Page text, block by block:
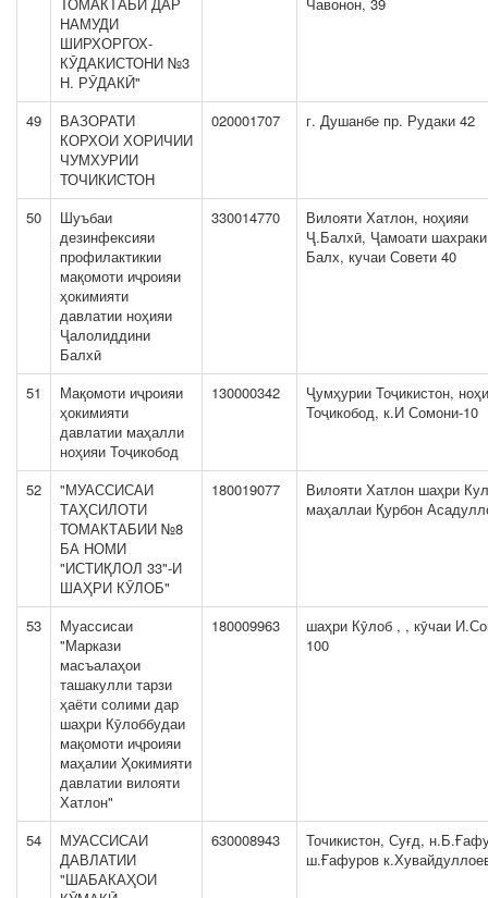
НАМУДИ
ШИРХОРГОХ-
КӮДАКИСТОНИ №3
Н. РӮДАКӢ"
49
ВАЗОРАТИ
КОРХОИ ХОРИЧИИ
ЧУМХУРИИ
ТОЧИКИСТОН
020001707 г. Душанбе пр. Рудаки 42
50
Шуъбаи
дезинфексияи
профилактикии
мақомоти иҷроияи
ҳокимияти
давлатии ноҳияи
Ҷалолиддини
Балхӣ
330014770
Вилояти Хатлон, ноҳияи
Ҷ.Балхӣ, Ҷамоати шахраки
Балх, кучаи Совети 40
51
Мақомоти иҷроияи
ҳокимияти
давлатии маҳалли
ноҳияи Тоҷикобод
130000342
Ҷумҳурии Тоҷикистон,
Тоҷикобод, к.И Сомони-10
52
"МУАССИСАИ
ТАҲСИЛОТИ
ТОМАКТАБИИ №8
БА НОМИ
"ИСТИҚЛОЛ 33"-И
ШАҲРИ КӮЛОБ"
180019077
Вилояти Хатлон шаҳри
маҳаллаи Қурбон
53
Муассисаи
"Маркази
масъалаҳои
ташакулли тарзи
ҳаёти солими дар
шаҳри Кӯлоббудаи
мақомоти иҷроияи
маҳалии Ҳокимияти
давлатии вилояти
Хатлон"
180009963
шаҳри Кӯлоб , , кӯчаи
100
54
МУАССИСАИ
ДАВЛАТИИ
"ШАБАКАҲОИ
630008943
Точикистон, Суғд,
ш.Ғафуров